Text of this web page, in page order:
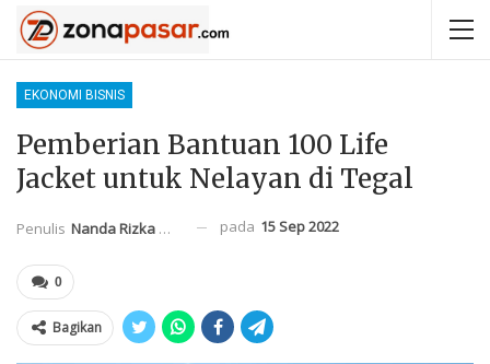
EKONOMI BISNIS
Pemberian Bantuan 100 Life
Jacket untuk Nelayan di Tegal
Penulis Nanda Rizka Mahendra pada 15 Sep 2022
0
Bagikan